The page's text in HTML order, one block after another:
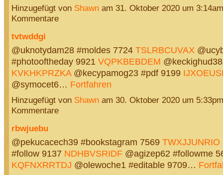
Hinzugefügt von Shawnam 31. Oktober 2020 um
Kommentare
tvtwddgi
@uknotydam28 #moldes 7724 TSLRBCUVAX
#photooftheday 9921 VQPKBEBDEM
KVKHKPRZKA@kecypamog23 #pdf 9199
@symocet6… Fortfahren
Hinzugefügt von Shawnam 30. Oktober 2020 um
Kommentare
rbwjuebu
@pekucacech39 #bookstagram 7569 TWXJJUNRIO
#follow 9137 NDHBVSRIDF@agizep62 #followme
KQFNXRRTDJ @olewoche1 #editable 9709…